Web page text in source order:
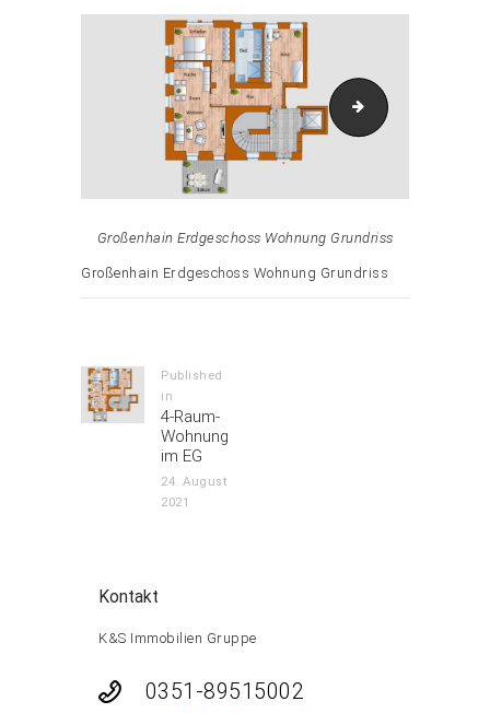
Erdgeschoss-
Großenhain Erdgeschoss Wohnung Grundriss
Großenhain Erdgeschoss Wohnung Grundriss
Published
in
post:
4-Raum-
Wohnung
im EG
24. August
2021
Kontakt
K&S Immobilien Gruppe
0351-89515002